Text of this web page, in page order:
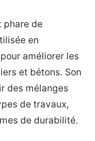
phare de
en
améliorer les
et bétons. Son
des mélanges
de travaux,
de durabilité.